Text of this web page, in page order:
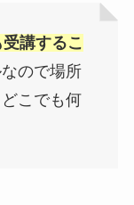
講するこ
ので場所
こでも何